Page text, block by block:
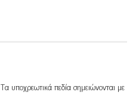
Τα υποχρεωτικά πεδία σημειώνονται με